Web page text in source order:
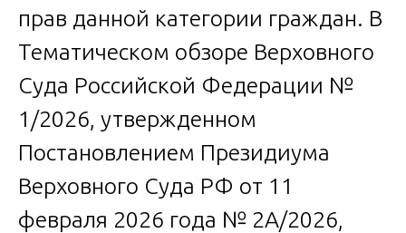
прав данной категории граждан. В
Тематическом обзоре Верховного
Суда Российской Федерации №
1/2026, утвержденном
Постановлением Президиума
Верховного Суда РФ от 11
февраля 2026 года № 2А/2026,